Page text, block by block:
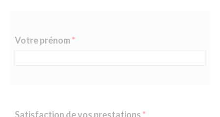
Votre prénom
Satisfaction de vos prestations